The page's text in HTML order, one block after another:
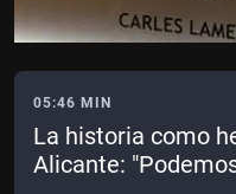
05:46 MIN
La historia como
Alicante: